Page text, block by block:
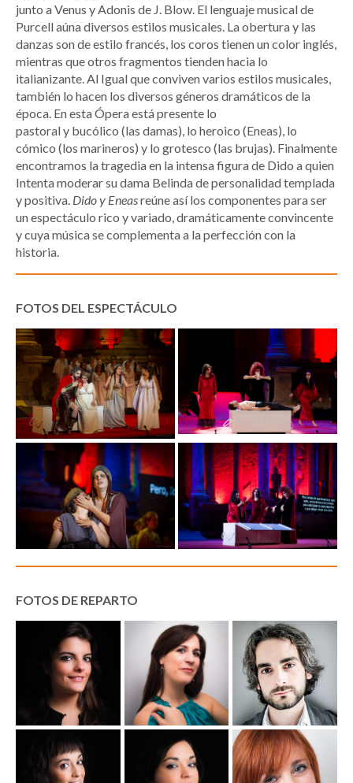
junto a Venus y Adonis de J. Blow. El lenguaje musical de
Purcell aúna diversos estilos musicales. La obertura y las
danzas son de estilo francés, los coros tienen un color inglés,
mientras que otros fragmentos tienden hacia lo
italianizante. Al Igual que conviven varios estilos musicales,
también lo hacen los diversos géneros dramáticos de la
época. En esta Ópera está presente lo
pastoral y bucólico (las damas), lo heroico (Eneas), lo
cómico (los marineros) y lo grotesco (las brujas). Finalmente
encontramos la tragedia en la intensa figura de Dido a quien
Intenta moderar su dama Belinda de personalidad templada
y positiva. Dido y Eneasreúne así los componentes para ser
un espectáculo rico y variado, dramáticamente convincente
y cuya música se complementa a la perfección con la
historia.
FOTOS DEL ESPECTÁCULO
FOTOS DE REPARTO